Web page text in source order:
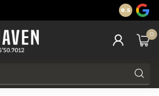
24/7
8.5
0